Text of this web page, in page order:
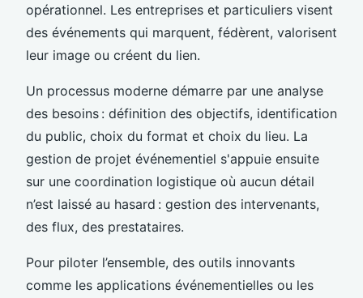
opérationnel. Les entreprises et particuliers visent
des événements qui marquent, fédèrent, valorisent
leur image ou créent du lien.
Un processus moderne démarre par une analyse
des besoins : définition des objectifs, identification
du public, choix du format et choix du lieu. La
gestion de projet événementiel s'appuie ensuite
sur une coordination logistique où aucun détail
n’est laissé au hasard : gestion des intervenants,
des flux, des prestataires.
Pour piloter l’ensemble, des outils innovants
comme les applications événementielles ou les